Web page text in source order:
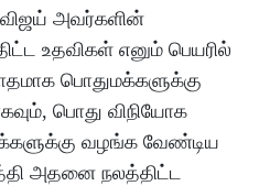
விஜய் அவர்களின்
உதவிகள் எனும் பெயரில்
பொதுமக்களுக்கு
பொது விநியோக
வழங்க வேண்டிய
அதனை நலத்திட்ட